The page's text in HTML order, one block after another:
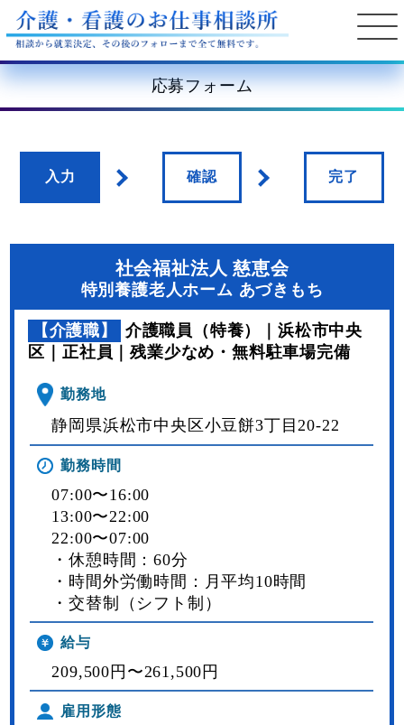
応募フォーム
入力 確認 完了
社会福祉法人 慈恵会
特別養護老人ホーム あづきもち
【介護職】
介護職員（特養）｜浜松市中央
区｜正社員｜残業少なめ・無料駐車場完備
勤務地
静岡県浜松市中央区小豆餅3丁目20-22
勤務時間
07:00〜16:00
13:00〜22:00
22:00〜07:00
・休憩時間：60分
・時間外労働時間：月平均10時間
・交替制（シフト制）
給与
209,500円〜261,500円
雇用形態